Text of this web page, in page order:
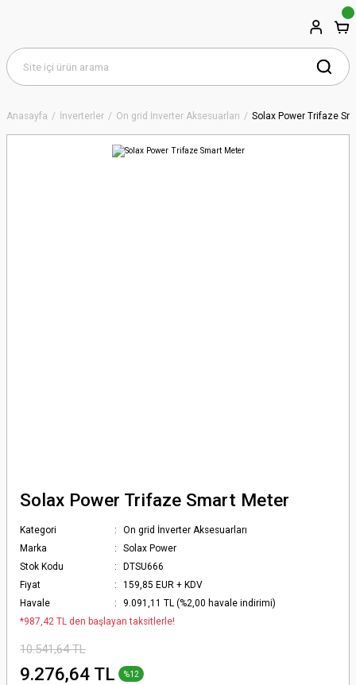
Anasayfa İnverterler On grid İnverter Aksesuarları Solax Power Trifaze
Solax Power Trifaze Smart Meter
Kategori
On grid İnverter Aksesuarları
Marka
Solax Power
Stok Kodu
DTSU666
Fiyat
159,85 EUR + KDV
Havale
9.091,11 TL (%2,00 havale indirimi)
*987,42 TL den başlayan taksitlerle!
10.541,64 TL
9.276,64 TL %12